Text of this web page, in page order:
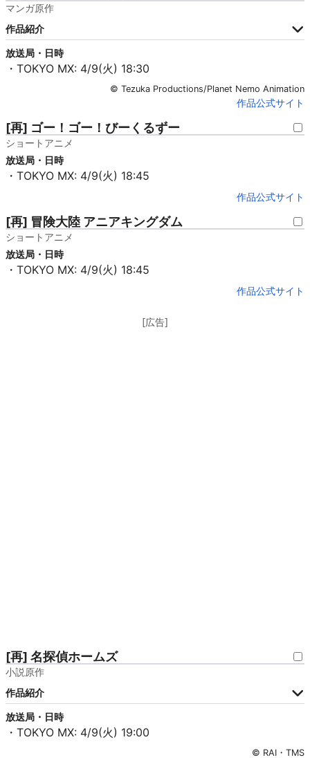
マンガ原作
作品紹介
放送局・日時
・TOKYO MX: 4/9(火) 18:30
© Tezuka Productions/Planet Nemo Animation
作品公式サイト
[再] ゴー！ゴー！びーくるずー
ショートアニメ
放送局・日時
・TOKYO MX: 4/9(火) 18:45
作品公式サイト
[再] 冒険大陸 アニアキングダム
ショートアニメ
放送局・日時
・TOKYO MX: 4/9(火) 18:45
作品公式サイト
[広告]
[再] 名探偵ホームズ
小説原作
作品紹介
放送局・日時
・TOKYO MX: 4/9(火) 19:00
© RAI・TMS